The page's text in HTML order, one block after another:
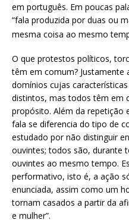
em português. Em poucas
“fala produzida por duas ou
mesma coisa ao mesmo
O que protestos políticos,
têm em comum? Justamente
domínios cujas
distintos, mas todos têm em
propósito. Além da repetição
fala se diferencia do tipo de
estudado por não distinguir
ouvintes; todos são, durante
ouvintes ao mesmo tempo.
performativo, isto é, a ação
enunciada, assim como um
tornam casados a partir da
e mulher”.